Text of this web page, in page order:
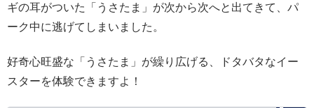
ギの耳がついた「うさたま」が次から次へと出てきて、パ
ーク中に逃げてしまいました。
好奇心旺盛な「うさたま」が繰り広げる、ドタバタなイー
スターを体験できますよ！